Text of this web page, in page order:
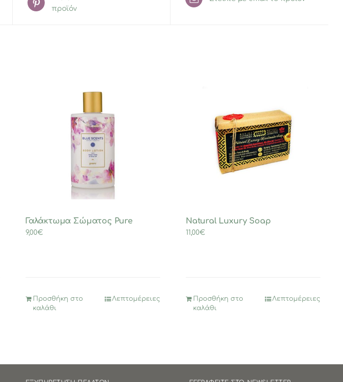
προϊόν
Γαλάκτωμα Σώματος Pure
9,00€
Προσθήκη στο
καλάθι
Λεπτομέρειες
Natural Luxury Soap
11,00€
Προσθήκη στο
καλάθι
Λεπτομέρειες